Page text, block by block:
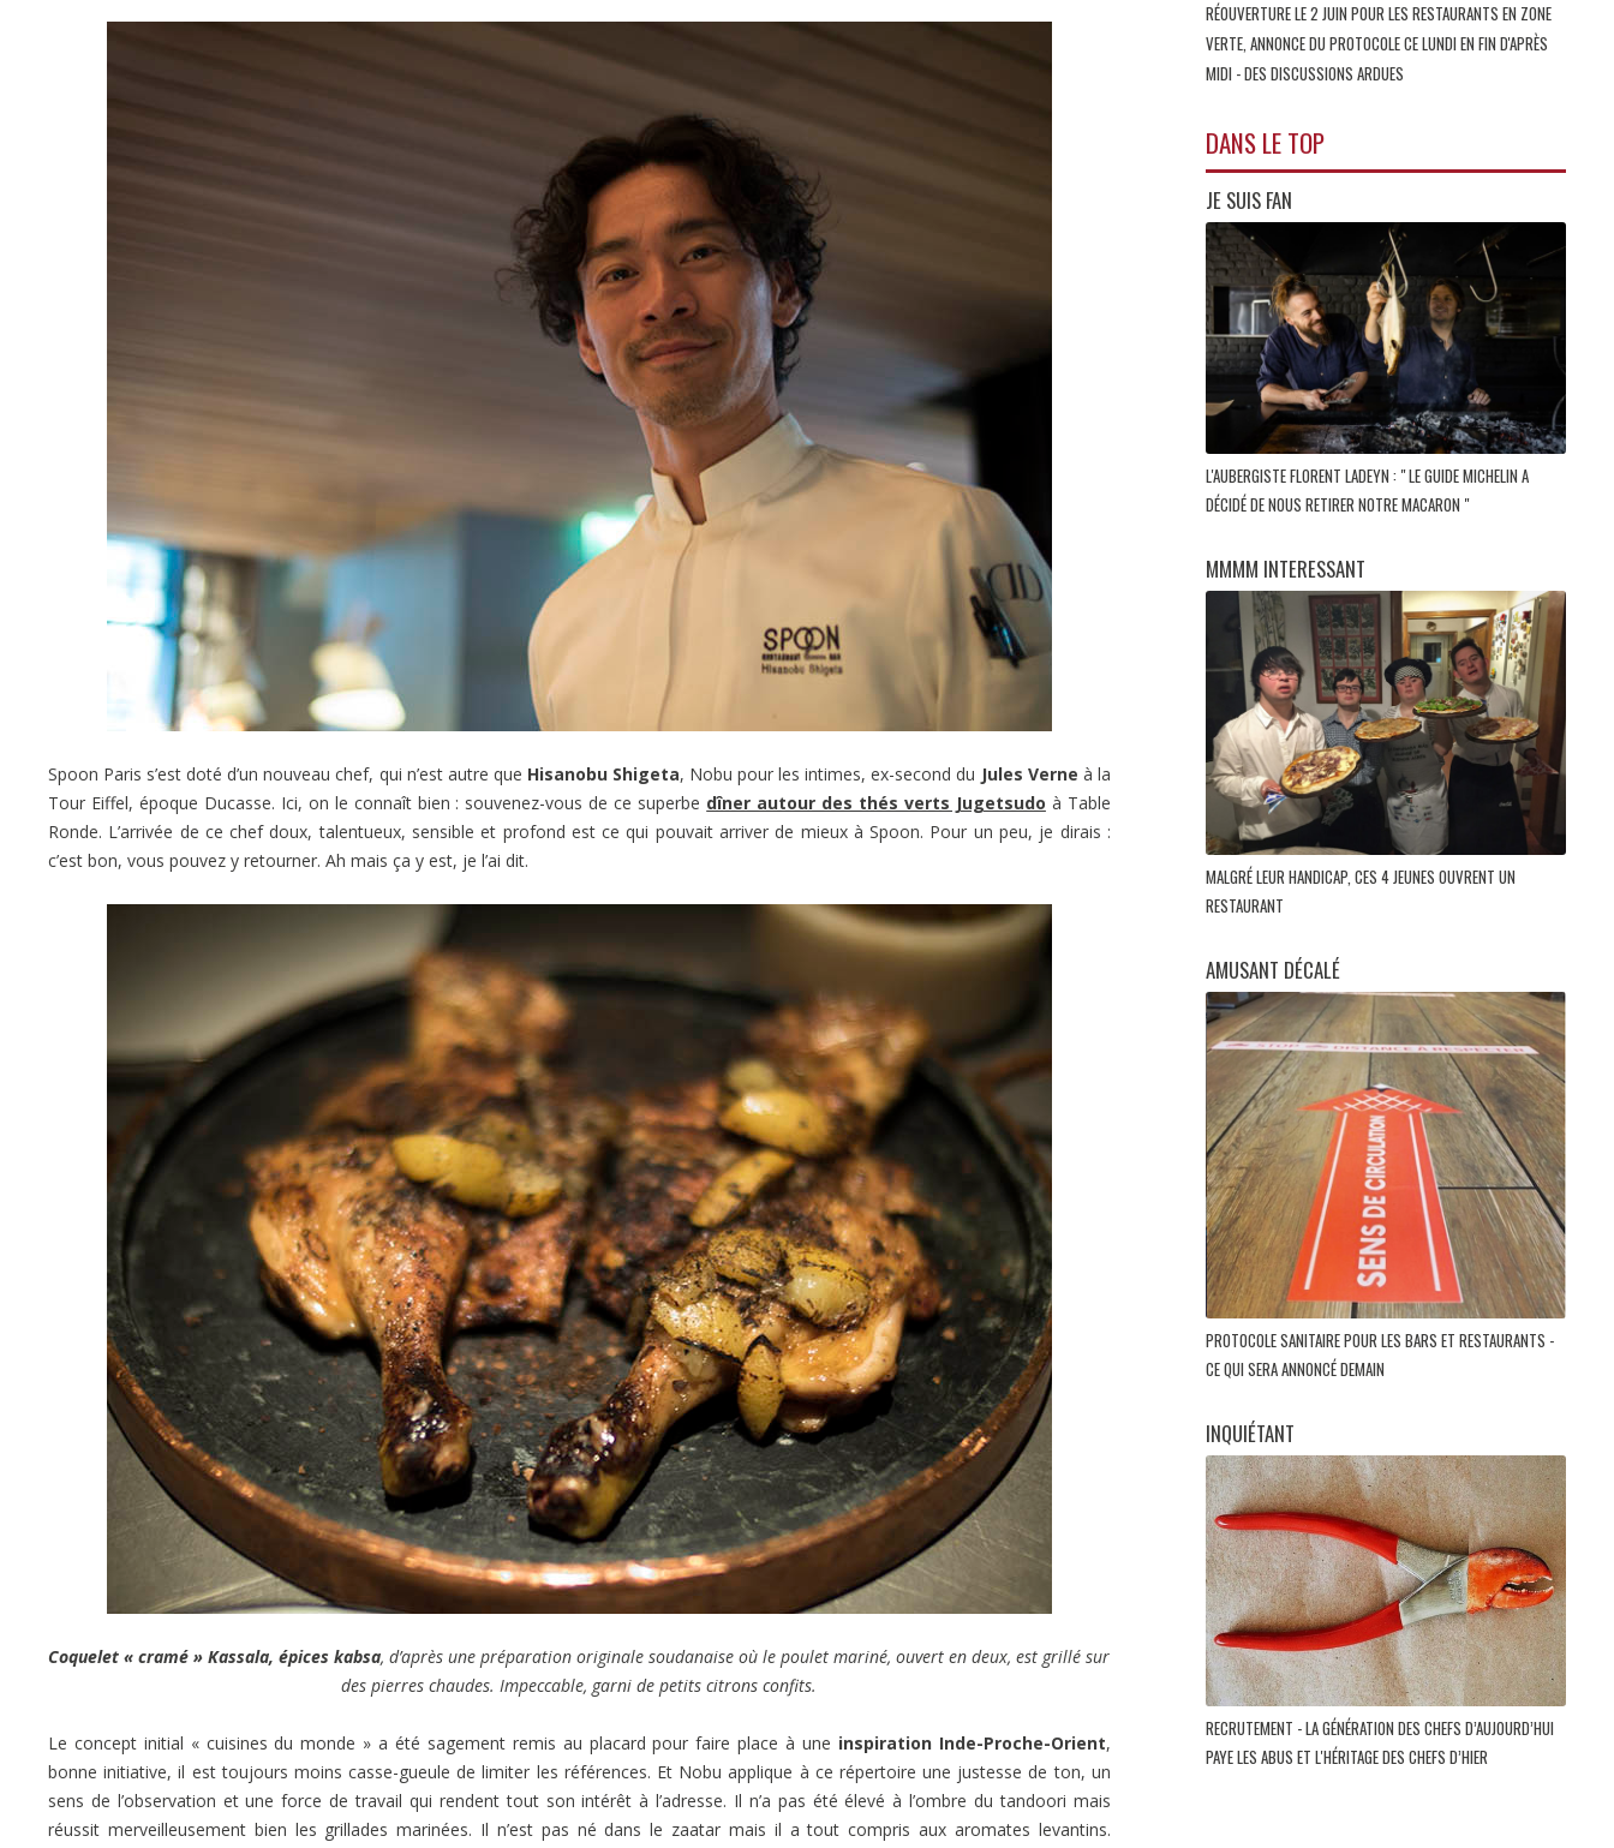
Spoon Paris s’est doté d’un nouveau chef, qui n’est autre que Hisanobu Shigeta, Nobu pour les intimes, ex-second du Jules Verne à la
Tour Eiffel, époque Ducasse. Ici, on le connaît bien : souvenez-vous de ce superbe dîner autour des thés verts Jugetsudo à Table
Ronde. L’arrivée de ce chef doux, talentueux, sensible et profond est ce qui pouvait arriver de mieux à Spoon. Pour un peu, je dirais :
c’est bon, vous pouvez y retourner. Ah mais ça y est, je l’ai dit.
Coquelet « cramé » Kassala, épices kabsa, d’après une préparation originale soudanaise où le poulet mariné, ouvert en deux, est grillé sur
des pierres chaudes. Impeccable, garni de petits citrons confits.
Le concept initial « cuisines du monde » a été sagement remis au placard pour faire place à une inspiration Inde-Proche-Orient,
bonne initiative, il est toujours moins casse-gueule de limiter les références. Et Nobu applique à ce répertoire une justesse de ton, un
sens de l’observation et une force de travail qui rendent tout son intérêt à l’adresse. Il n’a pas été élevé à l’ombre du tandoori mais
réussit merveilleusement bien les grillades marinées. Il n’est pas né dans le zaatar mais il a tout compris aux aromates levantins.
RÉOUVERTURE LE 2 JUIN POUR LES RESTAURANTS EN ZONE
VERTE, ANNONCE DU PROTOCOLE CE LUNDI EN FIN D'APRÈS
MIDI - DES DISCUSSIONS ARDUES
DANS LE TOP
JE SUIS FAN
L'AUBERGISTE FLORENT LADEYN : " LE GUIDE MICHELIN A
DÉCIDÉ DE NOUS RETIRER NOTRE MACARON "
MMMM INTERESSANT
MALGRÉ LEUR HANDICAP, CES 4 JEUNES OUVRENT UN
RESTAURANT
AMUSANT DÉCALÉ
PROTOCOLE SANITAIRE POUR LES BARS ET RESTAURANTS -
CE QUI SERA ANNONCÉ DEMAIN
INQUIÉTANT
RECRUTEMENT - LA GÉNÉRATION DES CHEFS D’AUJOURD’HUI
PAYE LES ABUS ET L'HÉRITAGE DES CHEFS D’HIER